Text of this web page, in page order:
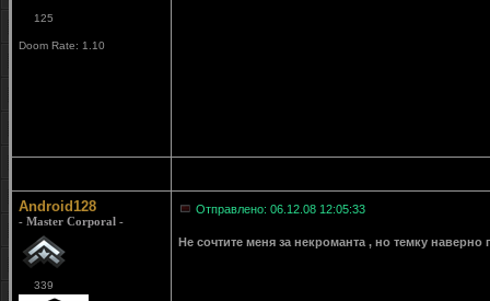
125
Doom Rate: 1.10
Android128
- Master Corporal -
339
Отправлено: 06.12.08 12:05:33
Не сочтите меня за некроманта , но темку